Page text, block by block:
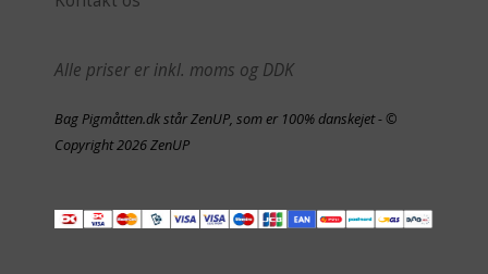
Alle priser er inkl. moms og DDK
Bag Pigmåtten.dk står ZenUP, som er 100% danskejet - ©
Copyright 2026 ZenUP